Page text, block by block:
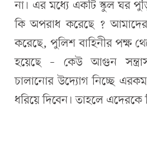
না। এর মধ্যে একটি স্কুল ঘর
কি অপরাধ করেছে ?
করেছে, পুলিশ বাহিনীর পক্ষ
হয়েছে – কেউ আগুন
চালানোর উদ্যোগ নিচ্ছে
ধরিয়ে দিবেন। তাহলে এদেরকে